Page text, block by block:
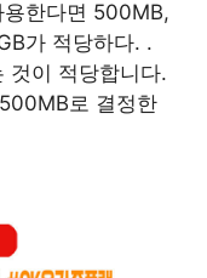
한다면 500MB,
가 적당하다. .
것이 적당합니다.
로 결정한